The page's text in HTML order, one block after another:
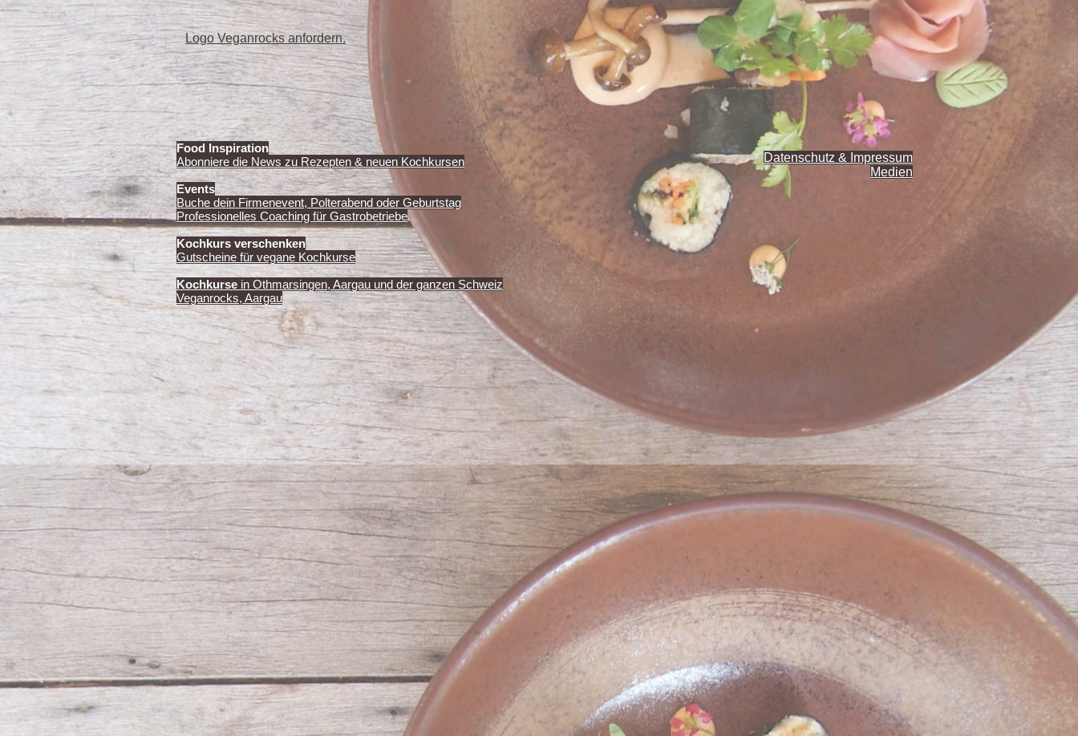
Logo Veganrocks anfordern.
Food Inspiration
Abonniere die News zu Rezepten & neuen Kochkursen
Events
Buche dein Firmenevent, Polterabend oder Geburtstag
Professionelles Coaching für Gastrobetriebe
Kochkurs verschenken
Gutscheine für vegane Kochkurse
Kochkurse in Othmarsingen, Aargau und der ganzen Schweiz
Veganrocks, Aargau
Datenschutz & Impressum
Medien